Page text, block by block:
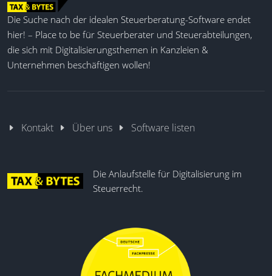
DeFi-Integration
NFT-Unterstützung
Verlustverrechnung
Echtzeit-Datenanalyse
Die Suche nach der idealen Steuerberatung-Software endet
hier! – Place to be für Steuerberater und Steuerabteilungen,
die sich mit Digitalisierungsthemen in Kanzleien &
Unternehmen beschäftigen wollen!
Kontakt Über uns Software listen
Die Anlaufstelle für Digitalisierung im
Steuerrecht.